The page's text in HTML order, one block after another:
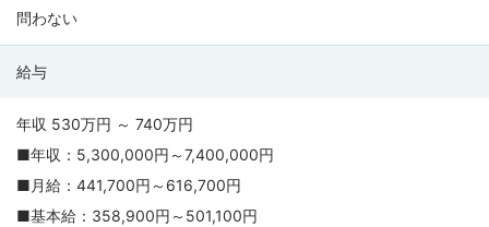
問わない
給与
年収 530万円 ～ 740万円
■年収：5,300,000円～7,400,000円
■月給：441,700円～616,700円
■基本給：358,900円～501,100円